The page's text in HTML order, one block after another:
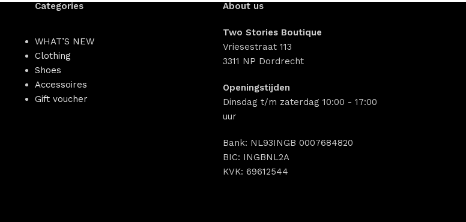
Categories
WHAT’S NEW
Clothing
Shoes
Accessoires
Gift voucher
About us
Two Stories Boutique
Vriesestraat 113
3311 NP Dordrecht
Openingstijden
Dinsdag t/m zaterdag 10:00 - 17:00
uur
Bank: NL93INGB 0007684820
BIC: INGBNL2A
KVK: 69612544